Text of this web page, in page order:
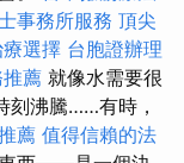
事務所服務 頂尖
選擇 台胞證辦理
薦 就像水需要很
刻沸騰……有時，
薦 值得信賴的法